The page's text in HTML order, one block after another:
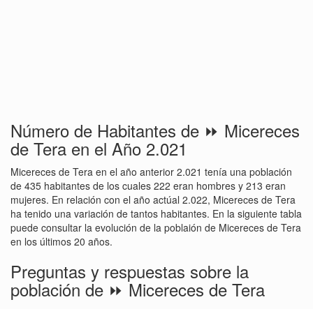
Número de Habitantes de ⏩ Micereces
de Tera en el Año 2.021
Micereces de Tera en el año anterior 2.021 tenía una población
de 435 habitantes de los cuales 222 eran hombres y 213 eran
mujeres. En relación con el año actúal 2.022, Micereces de Tera
ha tenido una variación de tantos habitantes. En la siguiente tabla
puede consultar la evolución de la poblaión de Micereces de Tera
en los últimos 20 años.
Preguntas y respuestas sobre la
población de ⏩ Micereces de Tera